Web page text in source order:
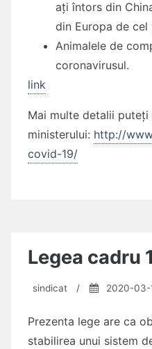
ați întors din
din Europa de cel
Animalele de
coronavirusul.
link
Mai multe detalii
ministerului: http://
covid-19/
Legea cadru
sindicat / 2020-03-
Prezenta lege are ca
stabilirea unui sistem